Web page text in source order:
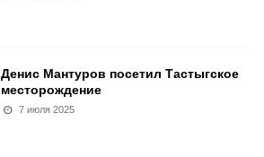
Денис Мантуров посетил Тастыгское
месторождение
7 июля 2025